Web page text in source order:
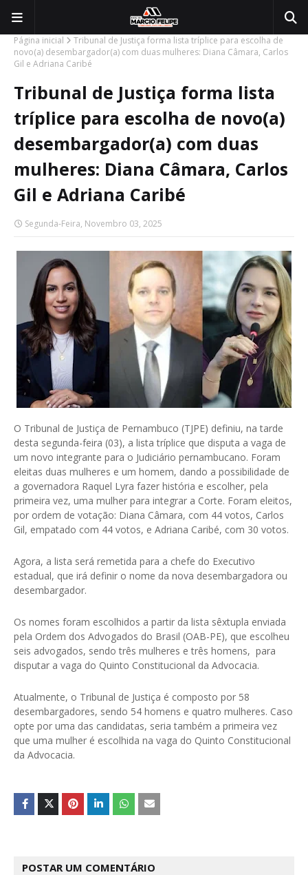
Página inicial
Tribunal de Justiça forma lista tríplice para escolha de
novo(a) desembargador(a) com duas mulheres: Diana Câmara, Carlos
Gil e Adriana Caribé
Tribunal de Justiça forma lista
tríplice para escolha de novo(a)
desembargador(a) com duas
mulheres: Diana Câmara, Carlos
Gil e Adriana Caribé
Segunda-Feira, Novembro 03, 2025
O Tribunal de Justiça de Pernambuco (TJPE) definiu, na tarde
desta segunda-feira (03), a lista tríplice que disputa a vaga de
um novo integrante para o Judiciário pernambucano. Foram
eleitas duas mulheres e um homem, dando a possibilidade de
a governadora Raquel Lyra fazer história e escolher, pela
primeira vez, uma mulher para integrar a Corte. Foram eleitos,
por ordem de votação: Diana Câmara, com 44 votos, Carlos
Gil, empatado com 44 votos, e Adriana Caribé, com 30 votos.
Agora, a lista será remetida para a chefe do Executivo
estadual, que irá definir o nome da nova desembargadora ou
desembargador.
Os nomes foram escolhidos a partir da lista sêxtupla enviada
pela Ordem dos Advogados do Brasil (OAB-PE), que escolheu
seis advogados, sendo três mulheres e três homens, para
disputar a vaga do Quinto Constitucional da Advocacia.
Atualmente, o Tribunal de Justiça é composto por 58
desembargadores, sendo 54 homens e quatro mulheres. Caso
opte por uma das candidatas, seria também a primeira vez
que uma mulher é escolhida na vaga do Quinto Constitucional
da Advocacia.
POSTAR UM COMENTÁRIO